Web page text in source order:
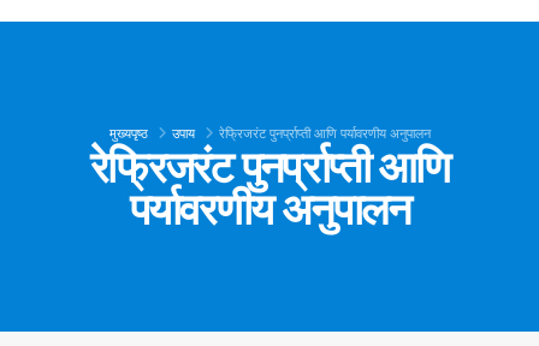
मुख्यपृष्ठ उपाय रेफ्रिजरंट पुनर्प्राप्ती आणि पर्यावरणीय अनुपालन
रेफ्रिजरंट पुनर्प्राप्ती आणि
पर्यावरणीय अनुपालन